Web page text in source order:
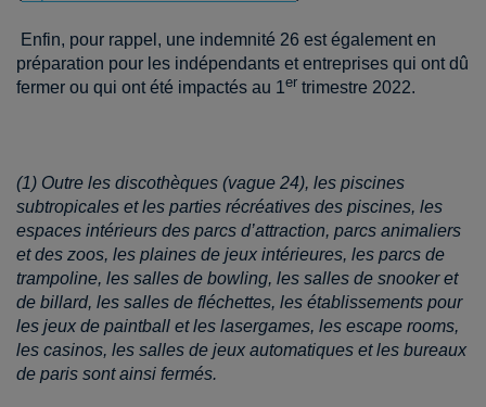
Enfin, pour rappel, une indemnité 26 est également en
préparation pour les indépendants et entreprises qui ont dû
fermer ou qui ont été impactés au 1er trimestre 2022.
(1) Outre les discothèques (vague 24), les piscines
subtropicales et les parties récréatives des piscines, les
espaces intérieurs des parcs d’attraction, parcs animaliers
et des zoos, les plaines de jeux intérieures, les parcs de
trampoline, les salles de bowling, les salles de snooker et
de billard, les salles de fléchettes, les établissements pour
les jeux de paintball et les lasergames, les escape rooms,
les casinos, les salles de jeux automatiques et les bureaux
de paris sont ainsi fermés.